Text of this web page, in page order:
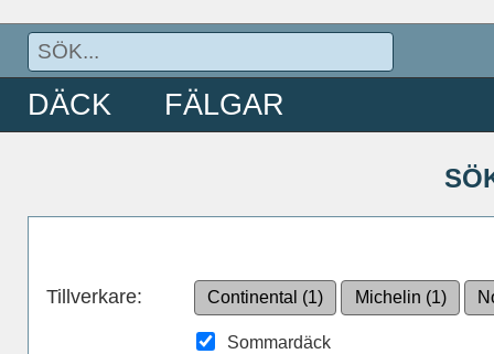
DÄCK FÄLGAR
Tillverkare: Continental (1) Michelin (1)
Sommardäck